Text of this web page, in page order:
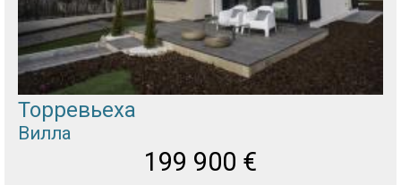
Торревьеха
Вилла
199 900 €